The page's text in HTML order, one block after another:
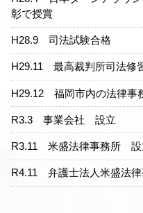
彰で授賞
H28.9 司法試験合格
H29.11 最高裁判所司法修
H29.12 福岡市内の法律事
R3.3 事業会社 設立
R3.11 米盛法律事務所 設
R4.11 弁護士法人米盛法